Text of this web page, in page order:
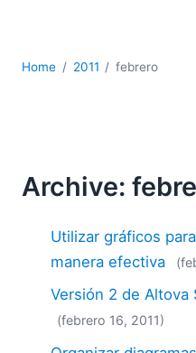
XML
2026
2025
2023
2022
2021
2020
Home 2011 febrero
Archive:
Utilizar gráficos
manera efectiva
Versión 2 de Altova
(febrero 16, 2011)